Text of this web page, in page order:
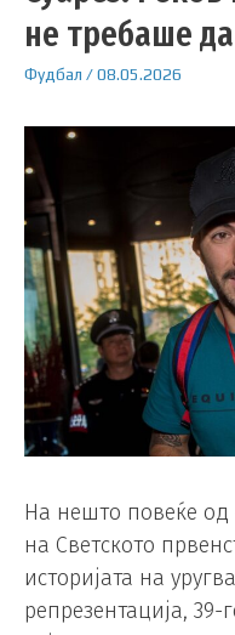
не требаше
Фудбал /08.05.2026
На нешто повеќе од
на Светското
историјата на
репрезентација,